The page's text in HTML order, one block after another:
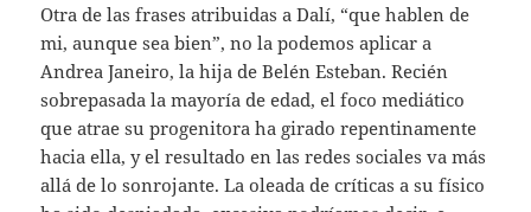
Otra de las frases atribuidas a Dalí, “que hablen de
mi, aunque sea bien”, no la podemos aplicar a
Andrea Janeiro, la hija de Belén Esteban. Recién
sobrepasada la mayoría de edad, el foco mediático
que atrae su progenitora ha girado repentinamente
hacia ella, y el resultado en las redes sociales va más
allá de lo sonrojante. La oleada de críticas a su físico